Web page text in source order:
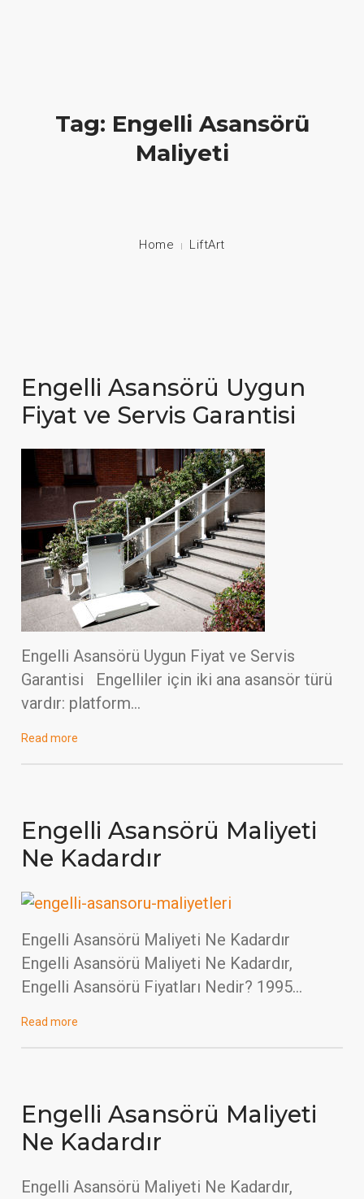
Merdiven Asansörleri
Engelli Asansörleri
Tag: Engelli Asansörü
Maliyeti
Home LiftArt
Engelli Asansörü Uygun
Fiyat ve Servis Garantisi
Engelli Asansörü Uygun Fiyat ve Servis
Garantisi Engelliler için iki ana asansör türü
vardır: platform…
Read more
Engelli Asansörü Maliyeti
Ne Kadardır
Engelli Asansörü Maliyeti Ne Kadardır
Engelli Asansörü Maliyeti Ne Kadardır,
Engelli Asansörü Fiyatları Nedir? 1995…
Read more
Engelli Asansörü Maliyeti
Ne Kadardır
Engelli Asansörü Maliyeti Ne Kadardır,